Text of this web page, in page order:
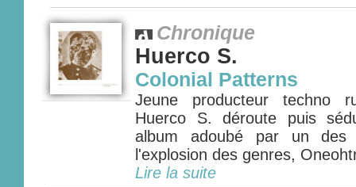
Chronique
Huerco S.
Colonial Patterns
Jeune producteur techno
Huerco S. déroute puis
album adoubé par un des
l'explosion des genres,
Lire la suite